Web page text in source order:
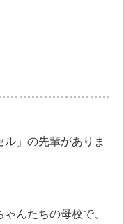
」の先輩がありま
んたちの母校で、